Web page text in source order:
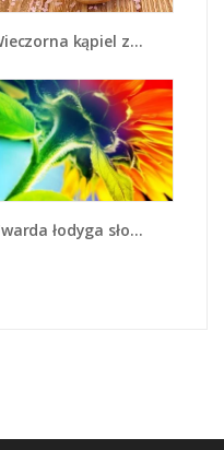
Wieczorna kąpiel z różami - K615
Twarda łodyga słonecznika - K866